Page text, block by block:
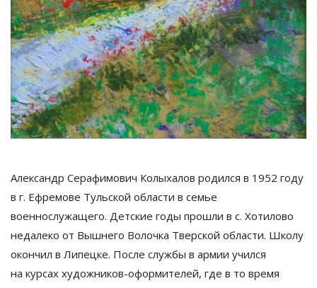
Александр Серафимович Колыхалов родился в 1952 году
в г. Ефремове Тульской области в семье
военнослужащего. Детские годы прошли в с. Хотилово
недалеко от Вышнего Волочка Тверской области. Школу
окончил в Липецке. После службы в армии учился
на курсах художников-оформителей, где в то время